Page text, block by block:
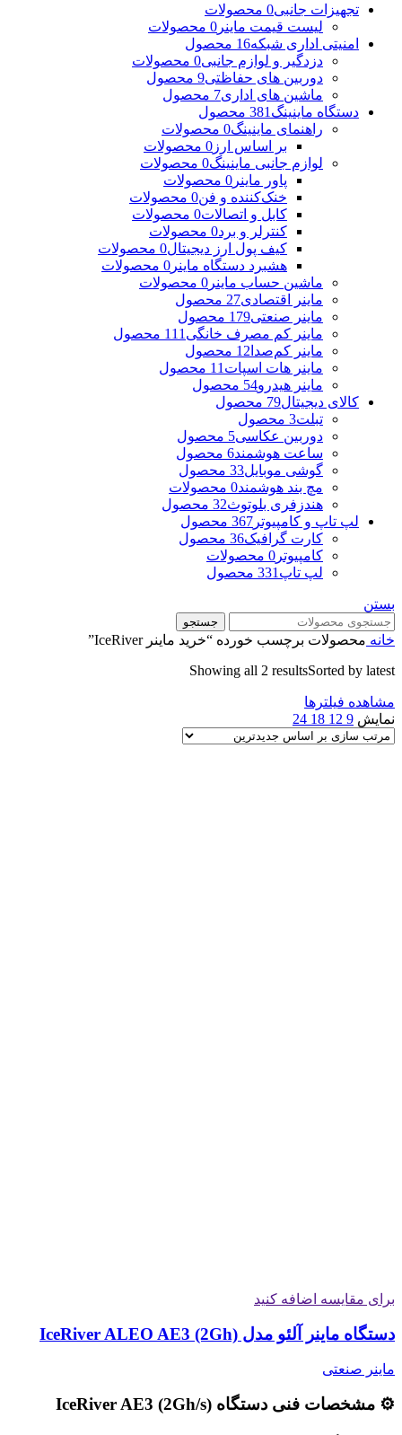
تجهیزات جانبی0 محصولات
لیست قیمت ماینر 0 محصولات
امنیتی اداری شبکه16 محصول
دزدگیر و لوازم جانبی0 محصولات
دوربین های حفاظتی9 محصول
ماشین های اداری7 محصول
دستگاه ماینینگ 381 محصول
راهنمای ماینینگ0 محصولات
بر اساس ارز 0 محصولات
لوازم جانبی ماینینگ0 محصولات
پاور ماینر 0 محصولات
خنک‌کننده و فن0 محصولات
کابل و اتصالات0 محصولات
کنترلر و برد0 محصولات
کیف پول ارز دیجیتال0 محصولات
هشبرد دستگاه ماینر 0 محصولات
ماشین حساب ماینر 0 محصولات
ماینر اقتصادی27 محصول
ماینر صنعتی179 محصول
ماینر کم مصرف خانگی 111 محصول
ماینر کم‌صدا 12 محصول
ماینر هات اسپات 11 محصول
ماینر هیدرو54 محصول
کالای دیجیتال79 محصول
تبلت3 محصول
دوربین عکاسی5 محصول
ساعت هوشمند6 محصول
گوشی موبایل33 محصول
مچ بند هوشمند0 محصولات
هندزفری بلوتوث32 محصول
لپ تاپ و کامپیوتر 367 محصول
کارت گرافیک36 محصول
کامپیوتر 0 محصولات
لپ تاپ 331 محصول
بستن
جستجو
خانه محصولات برچسب خورده “خرید ماینر IceRiver”
Showing all 2 resultsSorted by latest
مشاهده فیلترها
نمایش 9
12
18
24
برای مقایسه اضافه کنید
دستگاه ماینر آلئو مدل IceRiver ALEO AE3 (2Gh)
ماینر صنعتی
⚙️ مشخصات فنی دستگاه IceRiver AE3 (2Gh/s)